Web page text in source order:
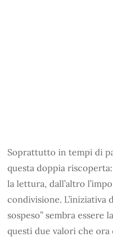
Soprattutto in tempi di
questa doppia
la lettura, dall’altro
condivisione. L’iniziativa
sospeso” sembra essere
questi due valori che